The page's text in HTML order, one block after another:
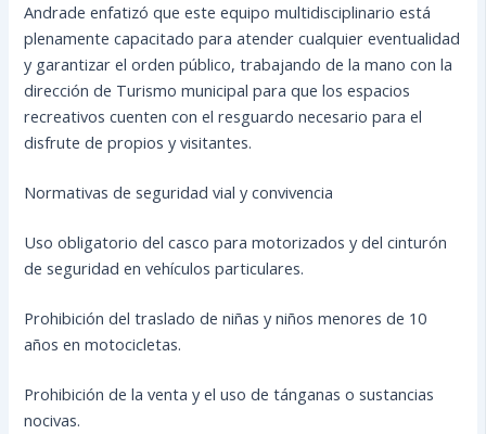
Andrade enfatizó que este equipo multidisciplinario está
plenamente capacitado para atender cualquier eventualidad
y garantizar el orden público, trabajando de la mano con la
dirección de Turismo municipal para que los espacios
recreativos cuenten con el resguardo necesario para el
disfrute de propios y visitantes.
Normativas de seguridad vial y convivencia
Uso obligatorio del casco para motorizados y del cinturón
de seguridad en vehículos particulares.
Prohibición del traslado de niñas y niños menores de 10
años en motocicletas.
Prohibición de la venta y el uso de tánganas o sustancias
nocivas.